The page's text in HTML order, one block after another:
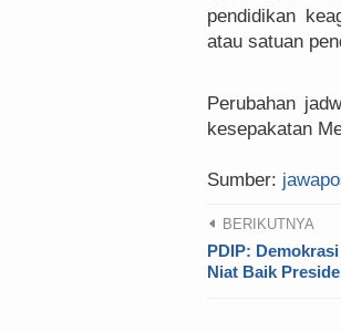
pendidikan
atau satuan
Perubahan
kesepakatan
Sumber:
BERIKUTNYA
PDIP:
Niat Baik